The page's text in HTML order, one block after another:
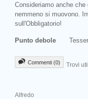
Consideriamo anche
nemmeno si muovono.
sull'Obbligatorio!
Punto debole
Commenti (0) Trovi
Alfredo